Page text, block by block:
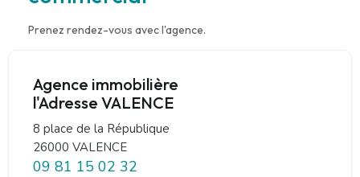
Prenez rendez-vous avec l'agence.
Agence immobilière
l'Adresse VALENCE
8 place de la République
26000 VALENCE
09 81 15 02 32